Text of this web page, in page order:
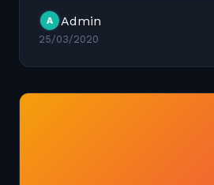
curados por data desde o...
A Admin
25/03/2020